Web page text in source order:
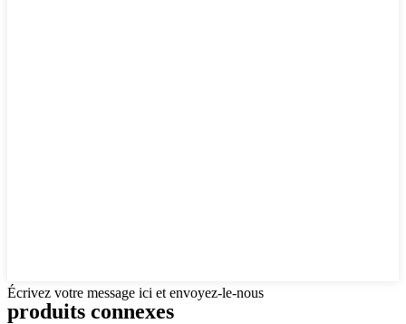
Écrivez votre message ici et envoyez-le-nous
produits connexes